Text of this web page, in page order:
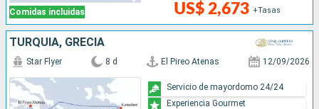
Comidas incluidas US$ 2,673 +Tasas
TURQUÍA, GRECIA
Star Flyer 8 d El Pireo Atenas 12/09/2026
Servicio de mayordomo 24/24
Experiencia Gourmet